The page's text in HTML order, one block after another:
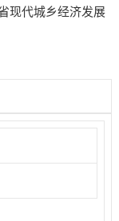
现代城乡经济发展